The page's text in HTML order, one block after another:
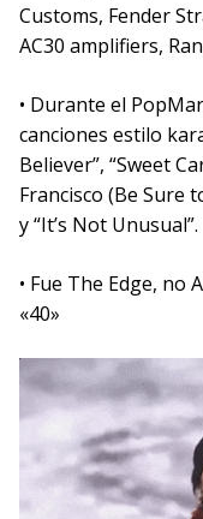
Customs, Fender
AC30 amplifiers,
• Durante el
canciones estilo
Believer”, “Sweet
Francisco (Be Sure
y “It’s Not Unusual”.
• Fue The Edge, no
«40»